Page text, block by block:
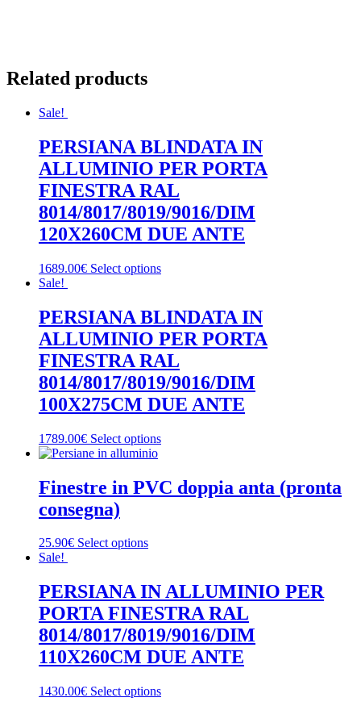
Related products
Sale!
PERSIANA BLINDATA IN
ALLUMINIO PER PORTA
FINESTRA RAL
8014/8017/8019/9016/DIM
120X260CM DUE ANTE
1689.00€ Select options
Sale!
PERSIANA BLINDATA IN
ALLUMINIO PER PORTA
FINESTRA RAL
8014/8017/8019/9016/DIM
100X275CM DUE ANTE
1789.00€ Select options
Finestre in PVC doppia anta (pronta
consegna)
25.90€ Select options
Sale!
PERSIANA IN ALLUMINIO PER
PORTA FINESTRA RAL
8014/8017/8019/9016/DIM
110X260CM DUE ANTE
1430.00€ Select options